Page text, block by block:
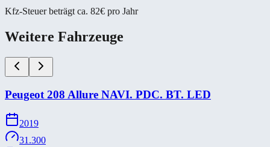
Kfz-Steuer beträgt ca. 82€ pro Jahr
Weitere Fahrzeuge
Peugeot 208 Allure NAVI. PDC. BT. LED
2019
31.300